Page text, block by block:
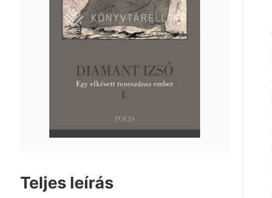
Teljes leírás